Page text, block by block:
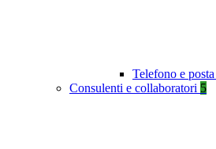
Telefono e
Consulenti e collaboratori 5